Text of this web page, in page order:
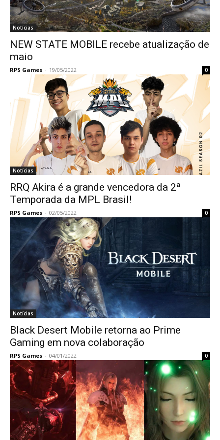
Notícias
NEW STATE MOBILE recebe atualização de
maio
RPS Games - 19/05/2022 0
Notícias
RRQ Akira é a grande vencedora da 2ª
Temporada da MPL Brasil!
RPS Games - 02/05/2022 0
Notícias
Black Desert Mobile retorna ao Prime
Gaming em nova colaboração
RPS Games - 04/01/2022 0